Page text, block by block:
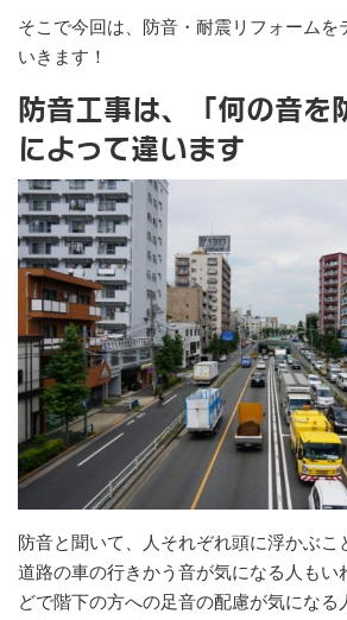
そこで今回は、防音・耐震リフォームを
いきます！
防音工事は、「何の音を
によって違います
防音と聞いて、人それぞれ頭に浮かぶこ
道路の車の行きかう音が気になる人もい
どで階下の方への足音の配慮が気になる